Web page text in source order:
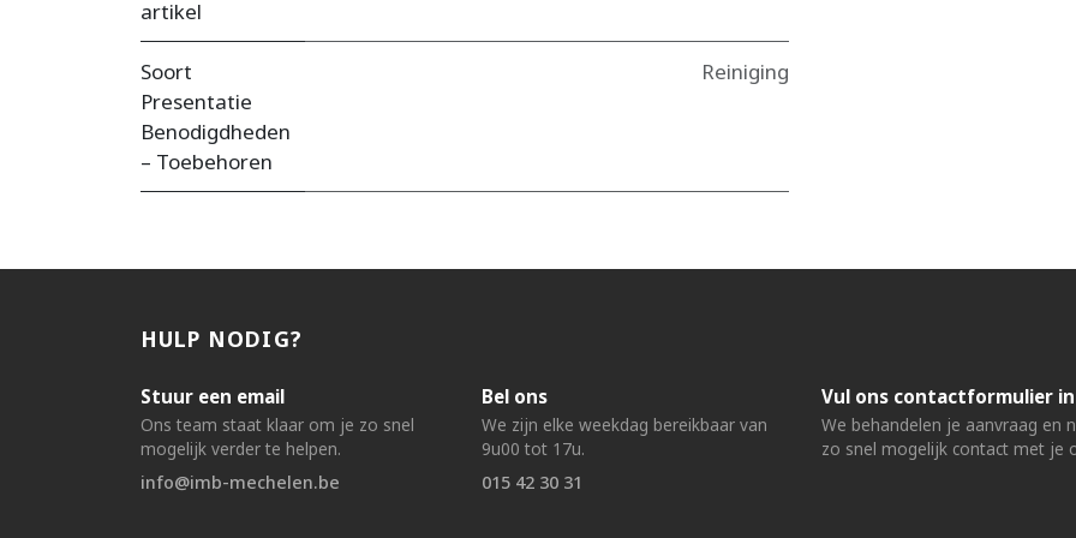
artikel
Soort
Presentatie
Benodigdheden
– Toebehoren
Reiniging
HULP NODIG?
Stuur een email
Ons team staat klaar om je zo snel
mogelijk verder te helpen.
info@imb-mechelen.be
Bel ons
We zijn elke weekdag bereikbaar van
9u00 tot 17u.
015 42 30 31
Vul ons contactformulier in
We behandelen je aanvraag en
zo snel mogelijk contact met je